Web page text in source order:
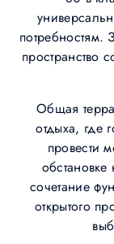
потребностям.
пространство
Общая
отдыха, где
провести
сочетание
открытого